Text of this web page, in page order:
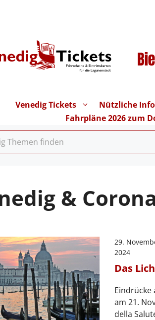
Venedig Tickets Nützliche
Fahrpläne 2026 zum
&
29.
2024
Das
Eindrücke
am 21.
della